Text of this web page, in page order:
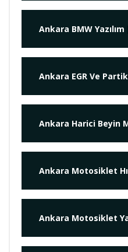
Ankara BMW
Ankara EGR Ve
Ankara Harici Beyin
Ankara Motosiklet
Ankara Motosiklet